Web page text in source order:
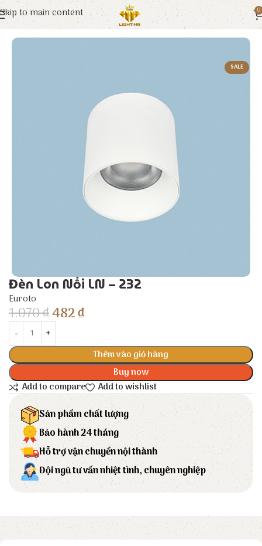
Skip to main content 0
Trang chủ Euroto Đèn LED
SALE
Đèn Lon Nổi LN – 232
Euroto
1.070₫482₫
Thêm vào giỏ hàng
Buy now
Add to compare
Add to wishlist
Sản phẩm chất lượng
Bảo hành 24 tháng
Hỗ trợ vận chuyển nội thành
Đội ngũ tư vấn nhiệt tình, chuyên nghiệp